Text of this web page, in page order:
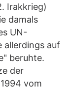
Irakkrieg)
damals
UN-
allerdings auf
beruhte.
der
vom